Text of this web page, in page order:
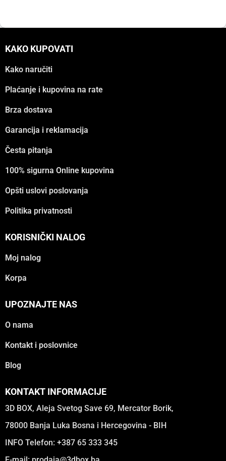
KAKO KUPOVATI
Kako naručiti
Plaćanje i kupovina na rate
Brza dostava
Garancija i reklamacija
Česta pitanja
100% sigurna Online kupovina
Opšti uslovi poslovanja
Politika privatnosti
KORISNIČKI NALOG
Moj nalog
Korpa
UPOZNAJTE NAS
O nama
Kontakt i poslovnice
Blog
KONTAKT INFORMACIJE
3D BOX, Aleja Svetog Save 69, Mercator Borik,
78000 Banja Luka Bosna i Hercegovina - BIH
INFO Telefon: +387 65 333 345